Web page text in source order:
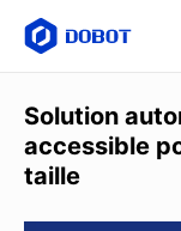
Solution
accessible
taille